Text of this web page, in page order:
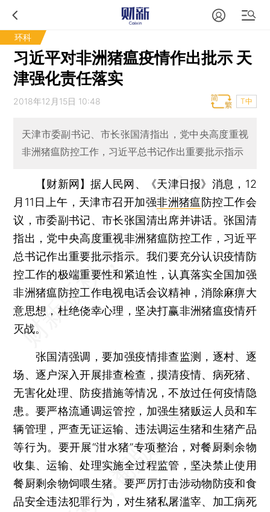
环科
习近平对非洲猪瘟疫情作出批示 天
津强化责任落实
2018年12月15日 10:48 T中
天津市委副书记、市长张国清指出，党中央高度重视
非洲猪瘟防控工作，习近平总书记作出重要批示指示
【财新网】据人民网、《天津日报》消息，12
月11日上午，天津市召开加强非洲猪瘟防控工作会
议，市委副书记、市长张国清出席并讲话。张国清
指出，党中央高度重视非洲猪瘟防控工作，习近平
总书记作出重要批示指示。我们要充分认识疫情防
控工作的极端重要性和紧迫性，认真落实全国加强
非洲猪瘟防控工作电视电话会议精神，消除麻痹大
意思想，杜绝侥幸心理，坚决打赢非洲猪瘟疫情歼
灭战。
张国清强调，要加强疫情排查监测，逐村、逐
场、逐户深入开展排查检查，摸清疫情、病死猪、
无害化处理、防疫措施等情况，不放过任何疫情隐
患。要严格流通调运管控，加强生猪贩运人员和车
辆管理，严查无证运输、违法调运生猪和生猪产品
等行为。要开展“泔水猪”专项整治，对餐厨剩余物
收集、运输、处理实施全过程监管，坚决禁止使用
餐厨剩余物饲喂生猪。要严厉打击涉动物防疫和食
品安全违法犯罪行为，对生猪私屠滥宰、加工病死